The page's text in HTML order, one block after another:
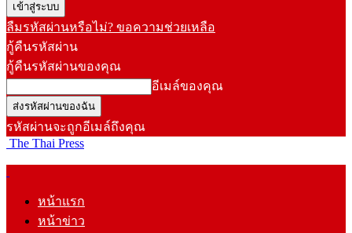
ลืมรหัสผ่านหรือไม่? ขอความช่วยเหลือ
กู้คืนรหัสผ่าน
กู้คืนรหัสผ่านของคุณ
อีเมล์ของคุณ
รหัสผ่านจะถูกอีเมล์ถึงคุณ
The Thai Press
หน้าแรก
หน้าข่าว